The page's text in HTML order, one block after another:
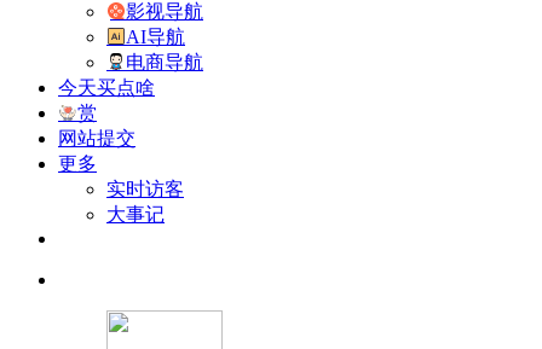
影视导航
AI导航
电商导航
今天买点啥
赏
网站提交
更多
实时访客
大事记